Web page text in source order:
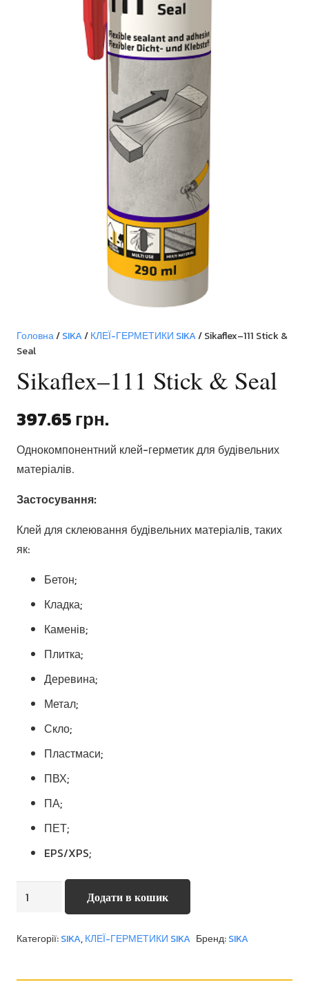
Головна/SIKA/КЛЕЇ-ГЕРМЕТИКИ SIKA/ Sikaflex–111 Stick &
Seal
Sikaflex–111 Stick & Seal
397.65грн.
Однокомпонентний клей-герметик для будівельних
матеріалів.
Застосування:
Клей для склеювання будівельних матеріалів, таких
як:
Бетон;
Кладка;
Каменів;
Плитка;
Деревина;
Метал;
Скло;
Пластмаси;
ПВХ;
ПА;
ПЕТ;
EPS/XPS;
Sikaflex–
Додати в кошик
Категорії:SIKA,КЛЕЇ-ГЕРМЕТИКИ SIKA Бренд:SIKA